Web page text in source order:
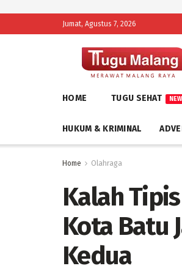
Jumat, Agustus 7, 2026
HOME TUGU SEHAT NEW
HUKUM & KRIMINAL
Home Olahraga
Kalah
Kota Batu
Kedua